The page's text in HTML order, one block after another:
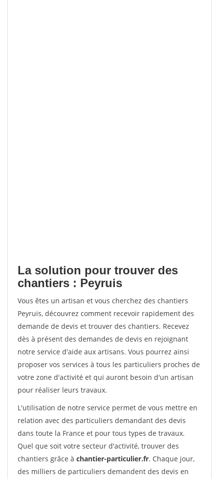
La solution pour trouver des
chantiers : Peyruis
Vous êtes un artisan et vous cherchez des chantiers
Peyruis, découvrez comment recevoir rapidement des
demande de devis et trouver des chantiers. Recevez
dès à présent des demandes de devis en rejoignant
notre service d'aide aux artisans. Vous pourrez ainsi
proposer vos services à tous les particuliers proches de
votre zone d'activité et qui auront besoin d'un artisan
pour réaliser leurs travaux.
L'utilisation de notre service permet de vous mettre en
relation avec des particuliers demandant des devis
dans toute la France et pour tous types de travaux.
Quel que soit votre secteur d'activité, trouver des
chantiers grâce à chantier-particulier.fr. Chaque jour,
des milliers de particuliers demandent des devis en